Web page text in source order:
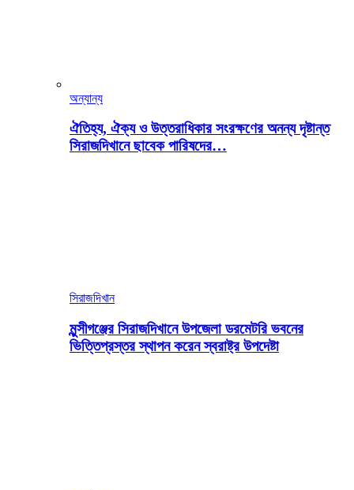
অন্যান্য
ঐতিহ্য, ঐক্য ও উত্তরাধিকার সংরক্ষণের অনন্য দৃষ্টান্ত
সিরাজদিখানে ছাবেক পারিষদের…
সিরাজদিখান
মুন্সীগঞ্জের সিরাজদিখানে উপজেলা ডরমেটরি ভবনের
ভিত্তিপ্রস্তর স্থাপন করেন স্বরাষ্ট্র উপদেষ্টা